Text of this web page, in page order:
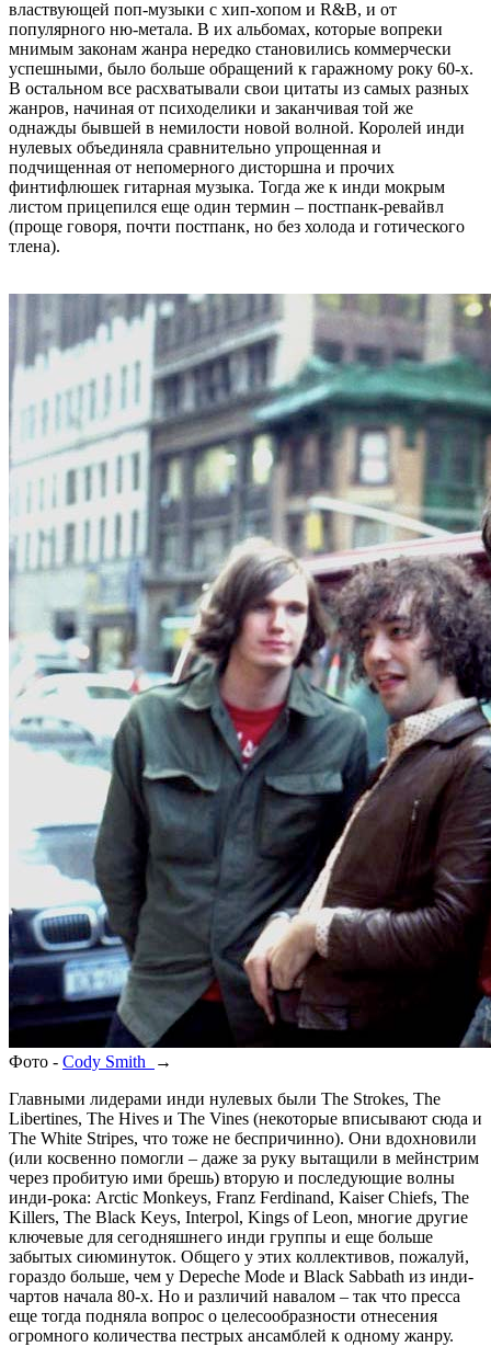
властвующей поп-музыки с хип-хопом и R&B, и от
популярного ню-метала. В их альбомах, которые вопреки
мнимым законам жанра нередко становились коммерчески
успешными, было больше обращений к гаражному року 60-х.
В остальном все расхватывали свои цитаты из самых разных
жанров, начиная от психоделики и заканчивая той же
однажды бывшей в немилости новой волной. Королей инди
нулевых объединяла сравнительно упрощенная и
подчищенная от непомерного дисторшна и прочих
финтифлюшек гитарная музыка. Тогда же к инди мокрым
листом прицепился еще один термин – постпанк-ревайвл
(проще говоря, почти постпанк, но без холода и готического
тлена).
Фото - Cody Smith
→
Главными лидерами инди нулевых были The Strokes, The
Libertines, The Hives и The Vines (некоторые вписывают сюда и
The White Stripes, что тоже не беспричинно). Они вдохновили
(или косвенно помогли – даже за руку вытащили в мейнстрим
через пробитую ими брешь) вторую и последующие волны
инди-рока: Arctic Monkeys, Franz Ferdinand, Kaiser Chiefs, The
Killers, The Black Keys, Interpol, Kings of Leon, многие другие
ключевые для сегодняшнего инди группы и еще больше
забытых сиюминуток. Общего у этих коллективов, пожалуй,
гораздо больше, чем у Depeche Mode и Black Sabbath из инди-
чартов начала 80-х. Но и различий навалом – так что пресса
еще тогда подняла вопрос о целесообразности отнесения
огромного количества пестрых ансамблей к одному жанру.